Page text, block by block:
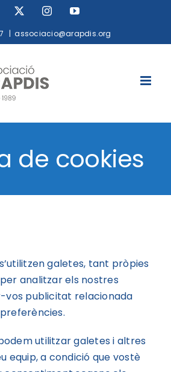
Facebook InstagramYouTube
| associacio@arapdis.org
de cookies
galetes, tant pròpies
analitzar els nostres
vos publicitat relacionada
utilitzar galetes i altres
equip, a condició que vostè